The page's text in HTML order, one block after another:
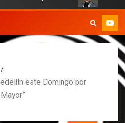
este Domingo por